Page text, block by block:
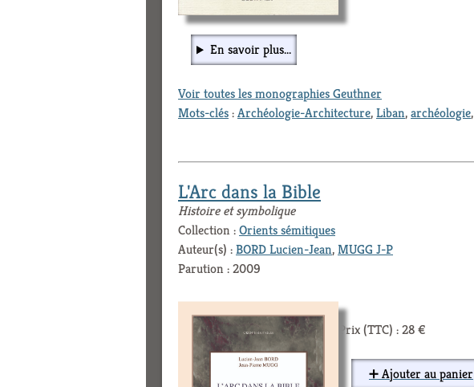
En savoir plus...
Voir toutes les monographies Geuthner
Mots-clés:Archéologie-Architecture,Liban,archéologie,
L'Arc dans la Bible
Histoire et symbolique
Collection :Orients sémitiques
Auteur(s) :BORD Lucien-Jean,MUGG J-P
Parution : 2009
Prix (TTC) : 28 €
➕ Ajouter au panier